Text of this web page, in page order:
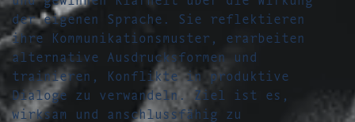
der eigenen Sprache. Sie reflektieren
ihre Kommunikationsmuster, erarbeiten
alternative Ausdrucksformen und
trainieren, Konflikte in produktive
Dialoge zu verwandeln. Ziel ist es,
wirksam und anschlussfähig zu